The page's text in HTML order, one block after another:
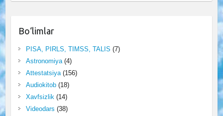
Bo‘limlar
PISA, PIRLS, TIMSS, TALIS (7)
Astronomiya(4)
Attestatsiya(156)
Audiokitob(18)
Xavfsizlik (14)
Videodars (38)